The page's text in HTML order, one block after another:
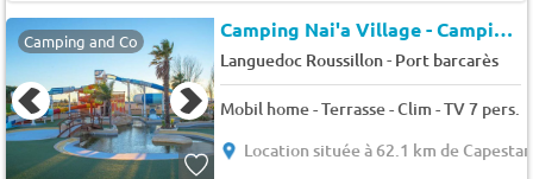
Camping and Co Camping Nai'a Village - Camping Paradis By Nai'a
Languedoc Roussillon- Port barcarès
Mobil home - Terrasse - Clim - TV 7 pers.
Location située à 62.1 km de